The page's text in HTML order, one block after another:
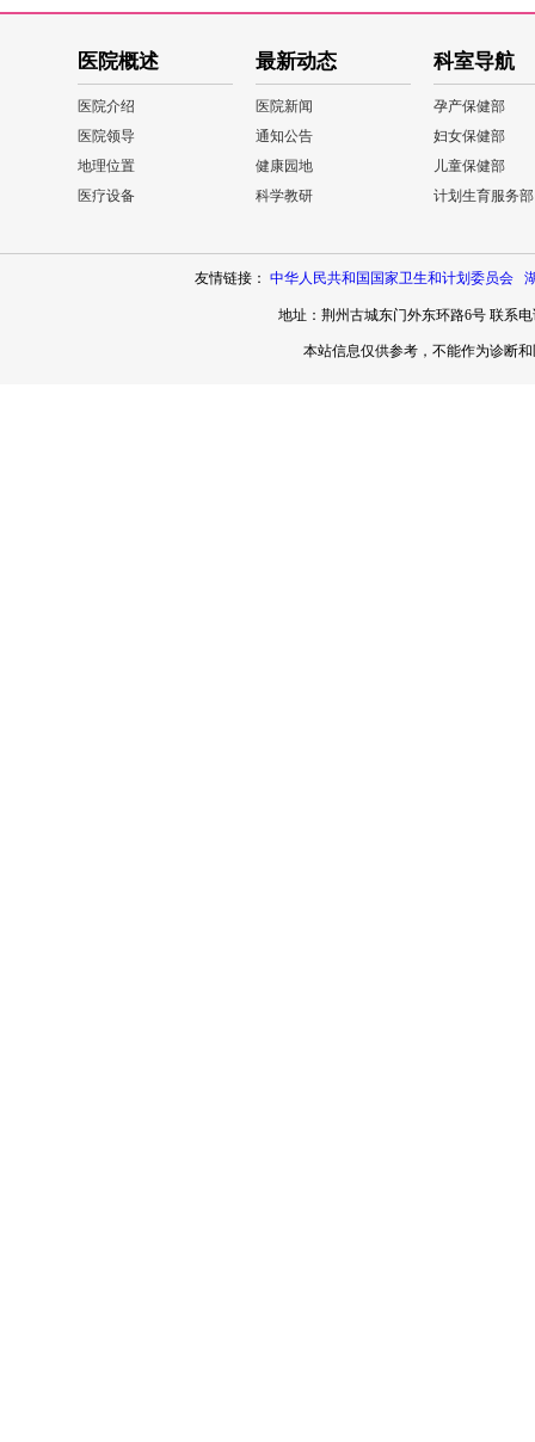
医院概述
医院介绍
医院领导
地理位置
医疗设备
最新动态
医院新闻
通知公告
健康园地
科学教研
科室导航
孕产保健部
妇女保健部
儿童保健部
计划生育服务部
友情链接： 中华人民共和国国家卫生和计划委员会
地址：荆州古城东门外东环路6号 联系电
本站信息仅供参考，不能作为诊断